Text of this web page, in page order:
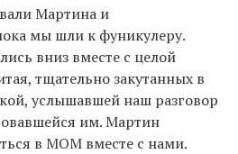
Мартина и
мы шли к фуникулеру.
вниз вместе с целой
тщательно закутанных в
услышавшей наш разговор
им. Мартин
в MOM вместе с нами.